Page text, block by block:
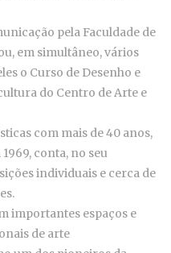
pela Faculdade de
em simultâneo, vários
o Curso de Desenho e
do Centro de Arte e
com mais de 40 anos,
conta, no seu
individuais e cerca de
importantes espaços e
de arte